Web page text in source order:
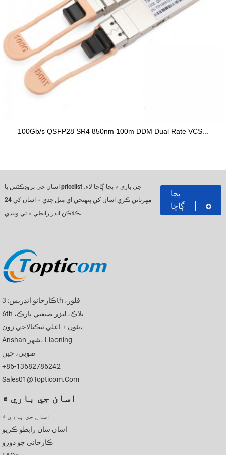
100Gb/s QSFP28 SR4 850nm 100m DDM Dual Rate VCS...
اسان جي پروڊڪٽس يا pricelist جي باري ۾ پڇا ڳاڇا لاء،
مهرباني ڪري اسان کي پنهنجي اي ميل ڇڏي ۽ اسان کي 24
ڪلاڪن اندر رابطي ۾ ٿي ويندي.
پڇا
ڳاڇا
ڪارخانو ائڊريس: 3th فلور،
6th بلاڪ، ليزر صنعتي پارڪ،
نئون ۽ اعلي ٽيڪنالاجي زون،
Anshan شهر، Liaoning
صوبي، چين
+86-13682786242
Sales01@topticom.com
اسان جي باري ۾
اسان جي باري ۾
اسان سان رابطو ڪريو
ڪارخاني جو دورو